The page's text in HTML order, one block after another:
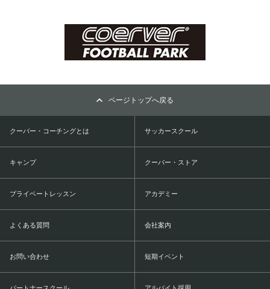
ページトップへ戻る
クーバー・コーチングとは サッカースクール
キャンプ クーバー・ストア
プライベートレッスン アカデミー
よくある質問 会社案内
お問い合わせ 短期イベント